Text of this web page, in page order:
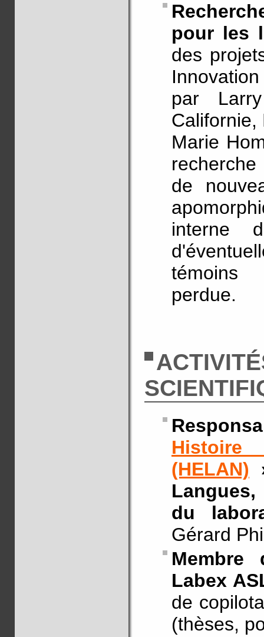
pour les
des
par
Californie,
Marie
de
interne
témoins
perdue.
Histoire
(HELAN)
du
Gérard
Labex
de
(thèses,